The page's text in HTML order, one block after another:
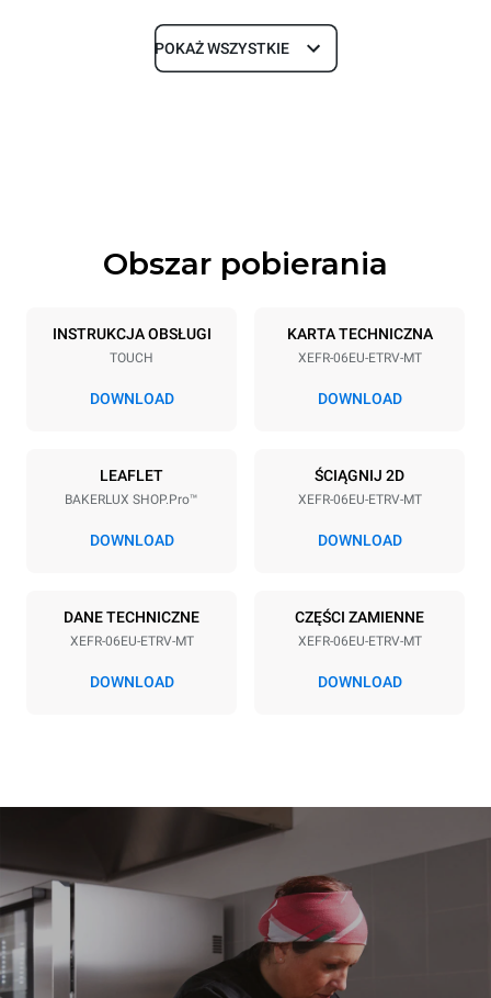
Rozmiar
Specyfikacje blach
6 600x400
Rozstaw blach
380-415V 3N~ / 220-240V
3~
9.5 kW
50 / 60 Hz NIE ZAWIERA
wyprodukowane przez piec.
Emisje pośrednie zależą od
mieszanki energetycznej
sieci, do której jest
podłączony; te ostatnie
można wyeliminować,
wybierając zakup energii
produkowanej ze źródeł
odnawialnych.
Greenhouse
Gas Protocol
POKAŻ WSZYSTKIE
Obszar pobierania
INSTRUKCJA OBSŁUGI
TOUCH
DOWNLOAD
KARTA TECHNICZNA
XEFR-06EU-ETRV-MT
DOWNLOAD
LEAFLET
BAKERLUX SHOP.Pro™
DOWNLOAD
ŚCIĄGNIJ 2D
XEFR-06EU-ETRV-MT
DOWNLOAD
DANE TECHNICZNE
XEFR-06EU-ETRV-MT
DOWNLOAD
CZĘŚCI ZAMIENNE
XEFR-06EU-ETRV-MT
DOWNLOAD